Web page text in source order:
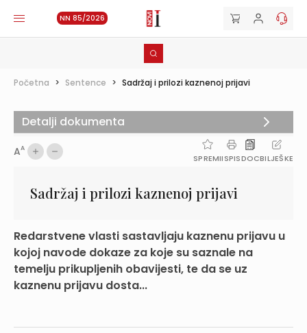
NN 85/2026
Početna > Sentence > Sadržaj i prilozi kaznenoj prijavi
AA
SPREMIISPISDOCBILJEŠKE
Sadržaj i prilozi kaznenoj prijavi
Redarstvene vlasti sastavljaju kaznenu prijavu u
kojoj navode dokaze za koje su saznale na
temelju prikupljenih obavijesti, te da se uz
kaznenu prijavu dosta...
Detalji dokumenta